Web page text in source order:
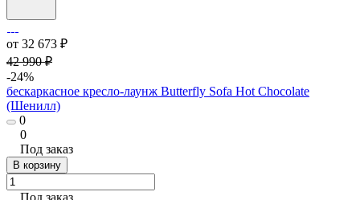
от 32 673 ₽
42 990 ₽
-24%
бескаркасное кресло-лаунж Butterfly Sofa Hot Chocolate
(Шенилл)
0
0
Под заказ
В корзину
Под заказ